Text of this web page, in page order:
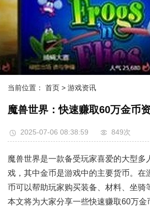
当前位置： 首页 > 游戏资讯
魔兽世界：快速赚取60万金币
2025-07-06 08:38:59 849次
魔兽世界是一款备受玩家喜爱的大型多
戏，其中金币是游戏中的主要货币。在
币可以帮助玩家购买装备、材料、坐骑
本文将为大家分享一些快速赚取60万金